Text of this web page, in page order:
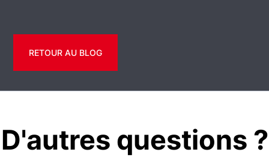
RETOUR AU BLOG
D'autres questions ?